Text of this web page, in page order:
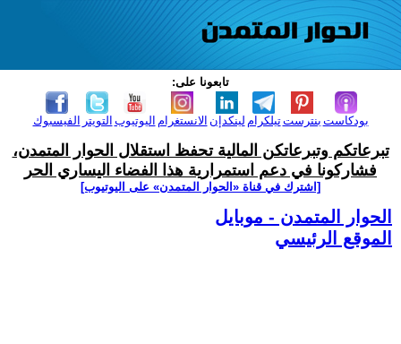
تابعونا على:
الفيسبوك التويتر اليوتيوب الانستغرام لينكدإن تيلكرامبنترست بودكاست
تبرعاتكم وتبرعاتكن المالية تحفظ استقلال الحوار المتمدن،
فشاركونا في دعم استمرارية هذا الفضاء اليساري الحر
[اشترك في قناة ‫«الحوار المتمدن» على اليوتيوب]
الحوار المتمدن - موبايل
الموقع الرئيسي